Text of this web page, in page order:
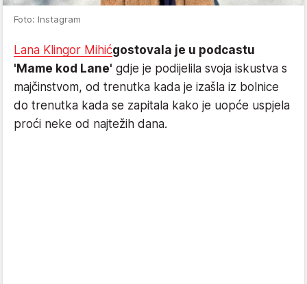
Foto: Instagram
Lana Klingor Mihićgostovala je u podcastu
'Mame kod Lane' gdje je podijelila svoja iskustva s
majčinstvom, od trenutka kada je izašla iz bolnice
do trenutka kada se zapitala kako je uopće uspjela
proći neke od najtežih dana.